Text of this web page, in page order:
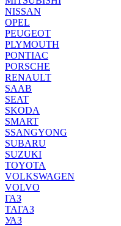
NISSAN
OPEL
PEUGEOT
PLYMOUTH
PONTIAC
PORSCHE
RENAULT
SAAB
SEAT
SKODA
SMART
SSANGYONG
SUBARU
SUZUKI
TOYOTA
VOLKSWAGEN
VOLVO
ГАЗ
ТАГАЗ
УАЗ